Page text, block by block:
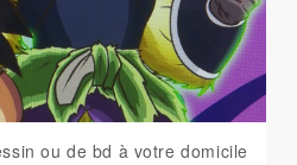
ou de bd à votre domicile